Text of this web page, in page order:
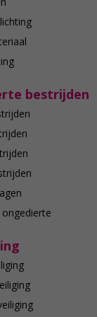
bestrijden